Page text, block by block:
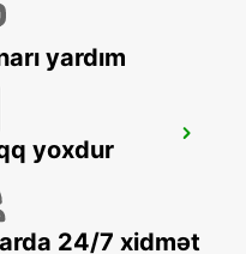
yardım
yoxdur
24/7 xidmət